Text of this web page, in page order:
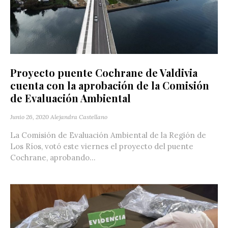
Proyecto puente Cochrane de Valdivia
cuenta con la aprobación de la Comisión
de Evaluación Ambiental
Junio 26, 2020 Alejandra Castellano
La Comisión de Evaluación Ambiental de la Región de
Los Ríos, votó este viernes el proyecto del puente
Cochrane, aprobando...